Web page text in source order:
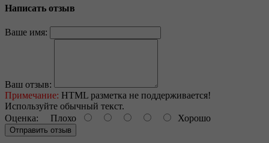
Написать отзыв
Ваше имя:
Ваш отзыв:
Примечание: HTML разметка не поддерживается!
Используйте обычный текст.
Оценка: Плохо Хорошо
Отправить отзыв